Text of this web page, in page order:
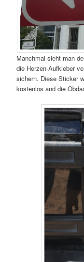
Manchmal sieht man
die Herzen-Aufkleber
sichern. Diese Sticker
kostenlos and die